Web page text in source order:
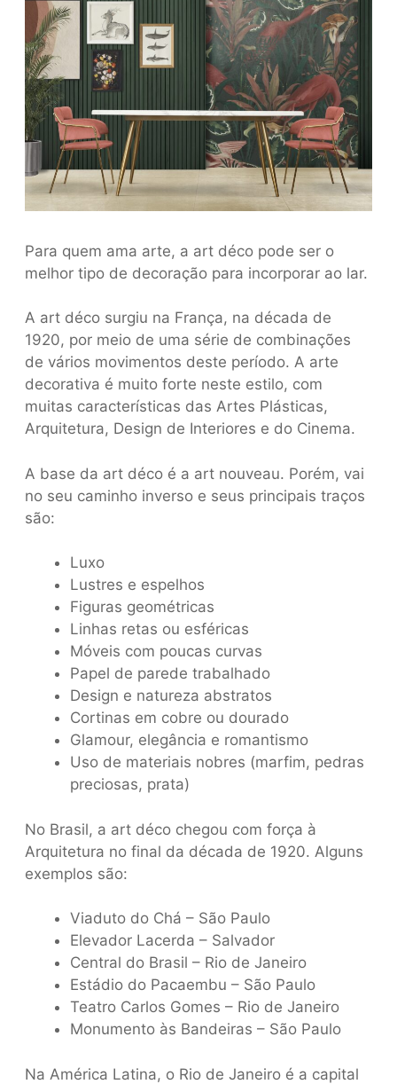
Para quem ama arte, a art déco pode ser o
melhor tipo de decoração para incorporar ao lar.
A art déco surgiu na França, na década de
1920, por meio de uma série de combinações
de vários movimentos deste período. A arte
decorativa é muito forte neste estilo, com
muitas características das Artes Plásticas,
Arquitetura, Design de Interiores e do Cinema.
A base da art déco é a art nouveau. Porém, vai
no seu caminho inverso e seus principais traços
são:
Luxo
Lustres e espelhos
Figuras geométricas
Linhas retas ou esféricas
Móveis com poucas curvas
Papel de parede trabalhado
Design e natureza abstratos
Cortinas em cobre ou dourado
Glamour, elegância e romantismo
Uso de materiais nobres (marfim, pedras
preciosas, prata)
No Brasil, a art déco chegou com força à
Arquitetura no final da década de 1920. Alguns
exemplos são:
Viaduto do Chá – São Paulo
Elevador Lacerda – Salvador
Central do Brasil – Rio de Janeiro
Estádio do Pacaembu – São Paulo
Teatro Carlos Gomes – Rio de Janeiro
Monumento às Bandeiras – São Paulo
Na América Latina, o Rio de Janeiro é a capital